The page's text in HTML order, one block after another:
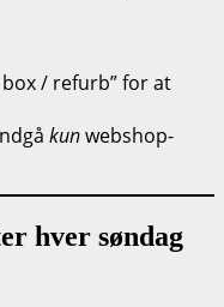
box / refurb” for at
kunwebshop-
hver søndag